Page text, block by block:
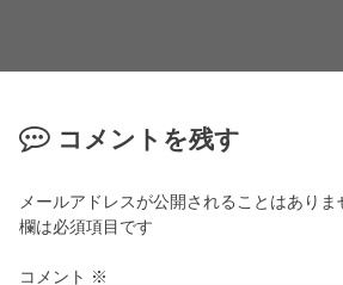
コメントを残す
メールアドレスが公開されることはありま
欄は必須項目です
コメント ※